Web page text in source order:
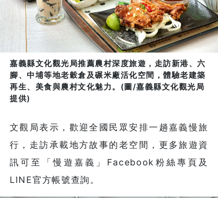
嘉義縣文化觀光局推薦農村深度旅遊，走訪新港、六
腳、中埔等地老穀倉及碾米廠活化空間，體驗老建築
再生、美食與農村文化魅力。(圖/嘉義縣文化觀光局
提供)
文觀局表示，歡迎全國民眾安排一趟嘉義慢旅
行，走訪承載地方故事的老空間，更多旅遊資
訊可至「慢遊嘉義」Facebook粉絲專頁及
LINE官方帳號查詢。